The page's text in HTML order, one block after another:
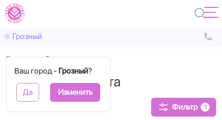
Грозный
Ваш город - Грозный?
Да Изменить
Главная 8 марта
Букеты на 8 марта
Фильтр 1